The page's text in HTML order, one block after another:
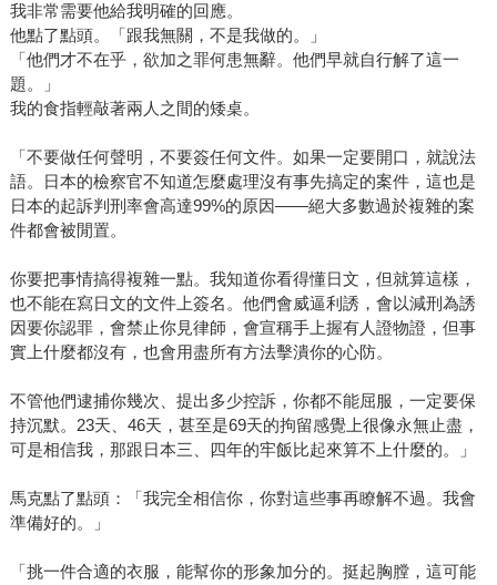
我非常需要他給我明確的回應。
他點了點頭。「跟我無關，不是我做的。」
「他們才不在乎，欲加之罪何患無辭。他們早就自行解了這一
題。」
我的食指輕敲著兩人之間的矮桌。
「不要做任何聲明，不要簽任何文件。如果一定要開口，就說法
語。日本的檢察官不知道怎麼處理沒有事先搞定的案件，這也是
日本的起訴判刑率會高達99%的原因——絕大多數過於複雜的案
件都會被閒置。
你要把事情搞得複雜一點。我知道你看得懂日文，但就算這樣，
也不能在寫日文的文件上簽名。他們會威逼利誘，會以減刑為誘
因要你認罪，會禁止你見律師，會宣稱手上握有人證物證，但事
實上什麼都沒有，也會用盡所有方法擊潰你的心防。
不管他們逮捕你幾次、提出多少控訴，你都不能屈服，一定要保
持沉默。23天、46天，甚至是69天的拘留感覺上很像永無止盡，
可是相信我，那跟日本三、四年的牢飯比起來算不上什麼的。」
馬克點了點頭：「我完全相信你，你對這些事再瞭解不過。我會
準備好的。」
「挑一件合適的衣服，能幫你的形象加分的。挺起胸膛，這可能